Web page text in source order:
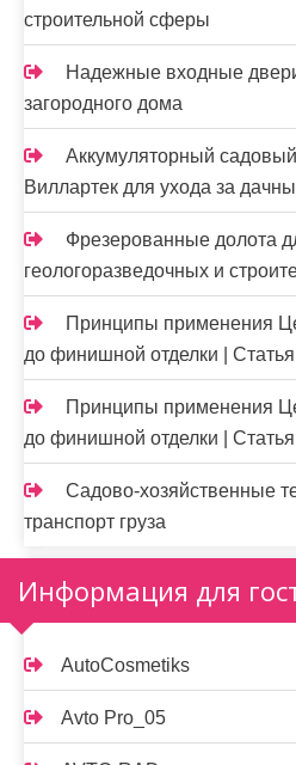
строительной сферы
Надежные входные
загородного дома
Аккумуляторный
Виллартек для ухода за
Фрезерованные долота
геологоразведочных и
Принципы применения
до финишной отделки |
Принципы применения
до финишной отделки |
Садово-хозяйственные
транспорт груза
Информация для
AutoCosmetiks
Avto Pro_05